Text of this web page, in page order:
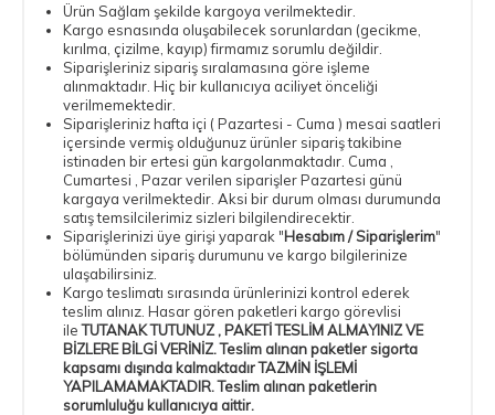
Ürün Sağlam şekilde kargoya verilmektedir.
Kargo esnasında oluşabilecek sorunlardan (gecikme,
kırılma, çizilme, kayıp) firmamız sorumlu değildir.
Siparişleriniz sipariş sıralamasına göre işleme
alınmaktadır. Hiç bir kullanıcıya aciliyet önceliği
verilmemektedir.
Siparişleriniz hafta içi ( Pazartesi - Cuma ) mesai saatleri
içersinde vermiş olduğunuz ürünler sipariş takibine
istinaden bir ertesi gün kargolanmaktadır. Cuma ,
Cumartesi , Pazar verilen siparişler Pazartesi günü
kargaya verilmektedir. Aksi bir durum olması durumunda
satış temsilcilerimiz sizleri bilgilendirecektir.
Siparişlerinizi üye girişi yaparak "Hesabım / Siparişlerim"
bölümünden sipariş durumunu ve kargo bilgilerinize
ulaşabilirsiniz.
Kargo teslimatı sırasında ürünlerinizi kontrol ederek
teslim alınız. Hasar gören paketleri kargo görevlisi
ileTUTANAK TUTUNUZ , PAKETİ TESLİM ALMAYINIZ VE
BİZLERE BİLGİ VERİNİZ. Teslim alınan paketler sigorta
kapsamı dışında kalmaktadır TAZMİN İŞLEMİ
YAPILAMAMAKTADIR. Teslim alınan paketlerin
sorumluluğu kullanıcıya aittir.